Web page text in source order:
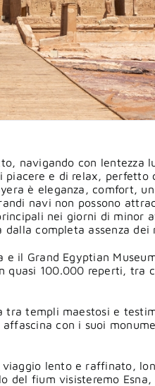
navigando con lentezza
piacere e di relax, perfetto
è eleganza, comfort,
navi non possono
nei giorni di minor
completa assenza dei
il Grand Egyptian
quasi 100.000 reperti, tra
templi maestosi e
con i suoi
lento e raffinato,
del fium visisteremo Esna,